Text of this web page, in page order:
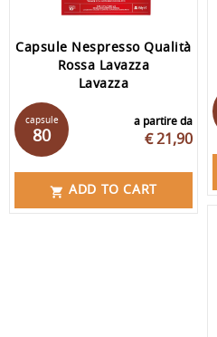
Capsule Nespresso Qualità
Rossa Lavazza
Lavazza
a partire da
€ 21,90
capsule
80
 ADD TO CART